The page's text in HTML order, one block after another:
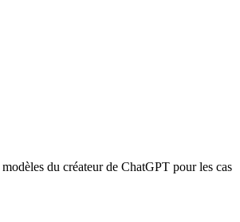
du créateur de ChatGPT pour les cas